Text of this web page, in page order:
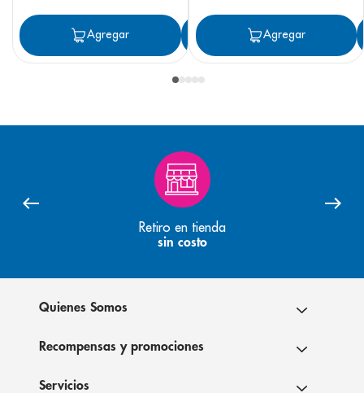
Agregar Agregar
Agregar
Retiro en tienda
sin costo
Quienes Somos
Recompensas y promociones
Servicios